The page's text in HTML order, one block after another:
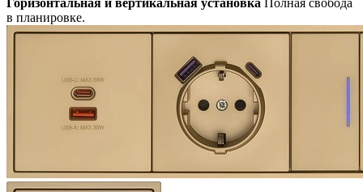
Горизонтальная и вертикальная установка
Полная свобода
в планировке.